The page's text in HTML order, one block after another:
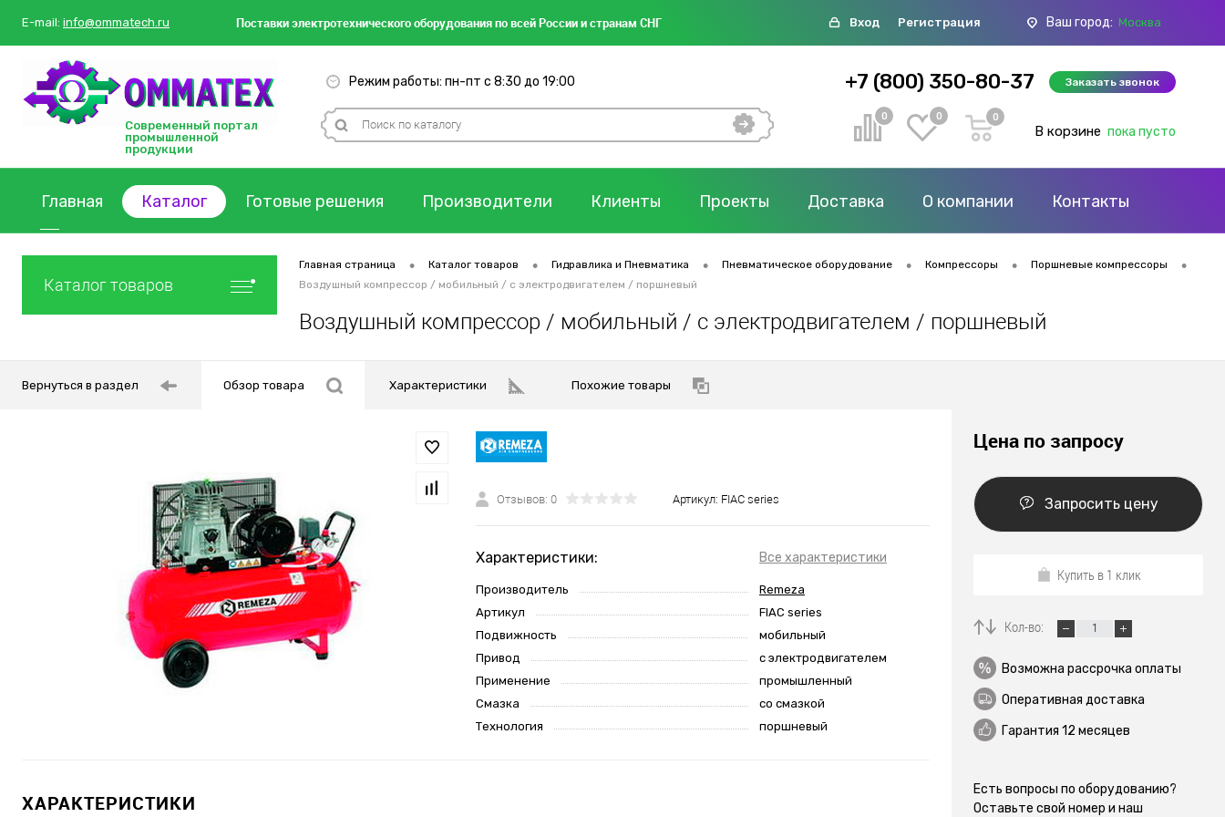
E-mail: info@ommatech.ru Поставкиэлектротехнического оборудования по всей России и странам СНГ Вход Регистрация Ваш город: Москва
Современный портал
промышленной
продукции
Режим работы: пн-пт с 8:30 до 19:00 +7 (800) 350-80-37 Заказать звонок
0 0 0
В корзине пока пусто
Главная Каталог Готовые решения Производители Клиенты Проекты Доставка О компании Контакты
Каталог товаров
Главная страница • Каталог товаров • Гидравлика и Пневматика • Пневматическое оборудование • Компрессоры • Поршневые компрессоры •
Воздушный компрессор / мобильный / с электродвигателем / поршневый
Воздушный компрессор / мобильный / с электродвигателем / поршневый
Вернуться в раздел Обзор товара Характеристики Похожие товары
Отзывов: 0 Артикул: FIAC series
Характеристики: Все характеристики
Производитель
Remeza
Артикул
FIAC series
Подвижность
мобильный
Привод
с электродвигателем
Применение
промышленный
Смазка
со смазкой
Технология
поршневый
ХАРАКТЕРИСТИКИ
Цена по запросу
Запросить цену
Купить в 1 клик
Кол-во:
Возможна рассрочка оплаты
Оперативная доставка
Гарантия 12 месяцев
Есть вопросы по оборудованию?
Оставьте свой номер и наш